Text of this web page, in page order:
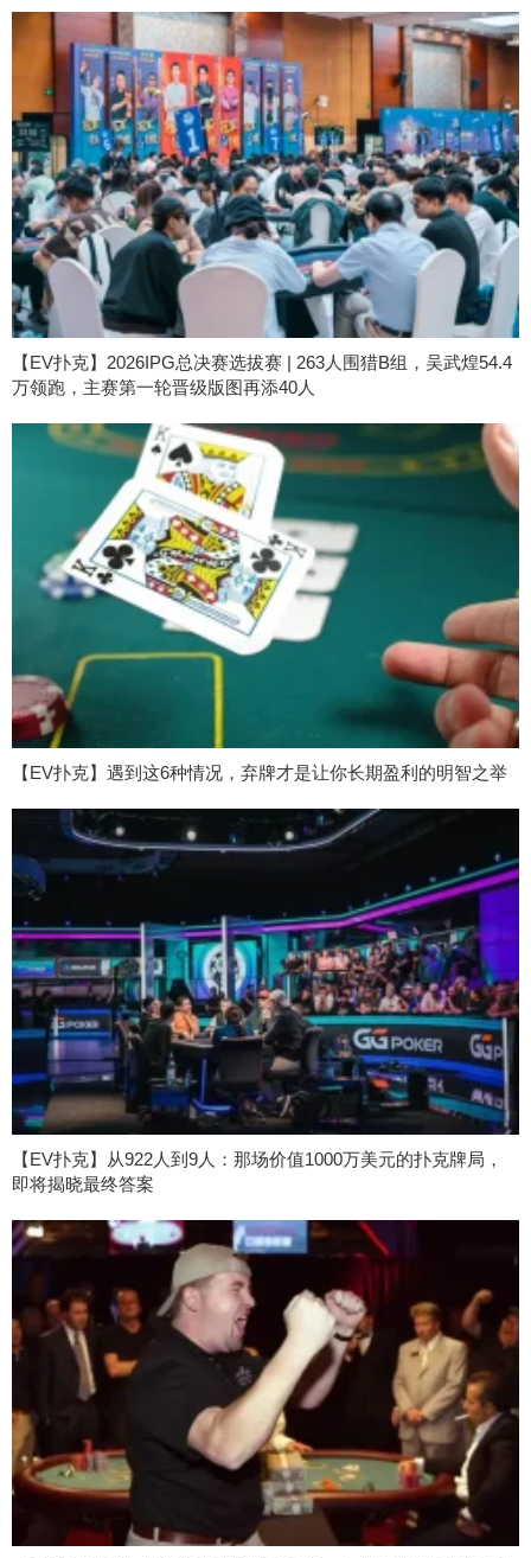
【EV扑克】2026IPG总决赛选拔赛 | 263人围猎B组，吴武煌54.4
万领跑，主赛第一轮晋级版图再添40人
【EV扑克】遇到这6种情况，弃牌才是让你长期盈利的明智之举
【EV扑克】从922人到9人：那场价值1000万美元的扑克牌局，
即将揭晓最终答案